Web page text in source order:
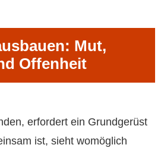
Mut,
Offenheit
erfordert ein Grundgerüst
ist, sieht womöglich